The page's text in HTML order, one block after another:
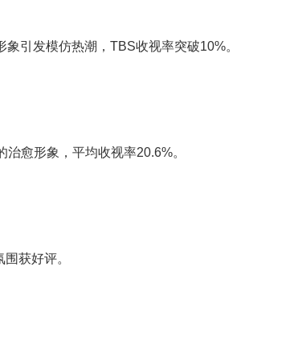
引发模仿热潮，TBS收视率突破10%。
愈形象，平均收视率20.6%。
获好评。